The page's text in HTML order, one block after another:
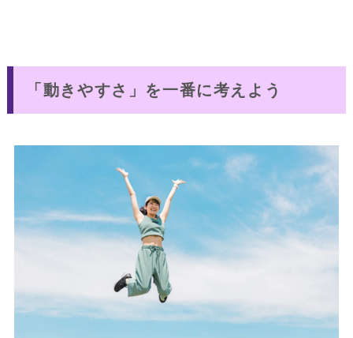
「動きやすさ」を一番に考えよう